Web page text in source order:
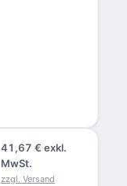
41,67 € exkl.
MwSt.
zzgl. Versand